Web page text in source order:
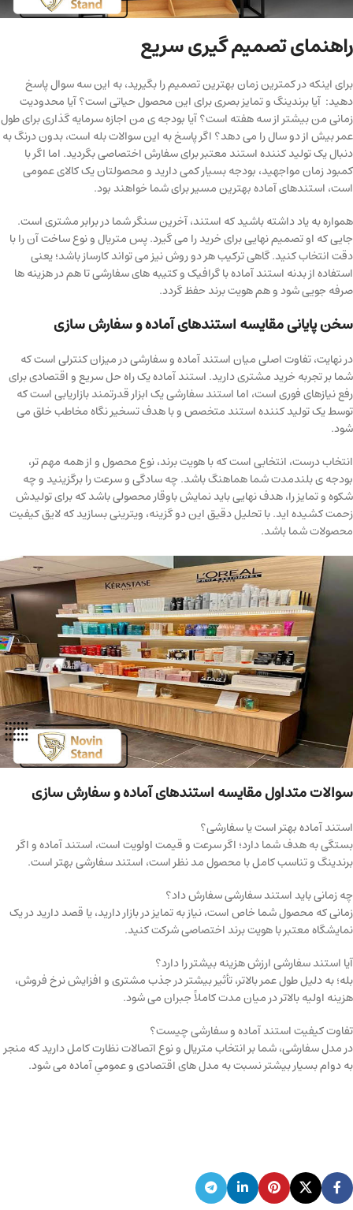
راهنمای تصمیم گیری سریع
برای اینکه در کمترین زمان بهترین تصمیم را بگیرید، به این سه سوال پاسخ
دهید: آیا برندینگ و تمایز بصری برای این محصول حیاتی است؟ آیا محدودیت
زمانی من بیشتر از سه هفته است؟ آیا بودجه ی من اجازه سرمایه گذاری برای طول
عمر بیش از دو سال را می دهد؟ اگر پاسخ به این سوالات بله است، بدون درنگ به
دنبال یک تولید کننده استند معتبر برای سفارش اختصاصی بگردید. اما اگر با
کمبود زمان مواجهید، بودجه بسیار کمی دارید و محصولتان یک کالای عمومی
است، استندهای آماده بهترین مسیر برای شما خواهند بود.
همواره به یاد داشته باشید که استند، آخرین سنگر شما در برابر مشتری است.
جایی که او تصمیم نهایی برای خرید را می گیرد. پس متریال و نوع ساخت آن را با
دقت انتخاب کنید. گاهی ترکیب هر دو روش نیز می تواند کارساز باشد؛ یعنی
استفاده از بدنه استند آماده با گرافیک و کتیبه های سفارشی تا هم در هزینه ها
صرفه جویی شود و هم هویت برند حفظ گردد.
سخن پایانی مقایسه استندهای آماده و سفارش سازی
در نهایت، تفاوت اصلی میان استند آماده و سفارشی در میزان کنترلی است که
شما بر تجربه خرید مشتری دارید. استند آماده یک راه حل سریع و اقتصادی برای
رفع نیازهای فوری است، اما استند سفارشی یک ابزار قدرتمند بازاریابی است که
توسط یک تولید کننده استند متخصص و با هدف تسخیر نگاه مخاطب خلق می
شود.
انتخاب درست، انتخابی است که با هویت برند، نوع محصول و از همه مهم تر،
بودجه ی بلندمدت شما هماهنگ باشد. چه سادگی و سرعت را برگزینید و چه
شکوه و تمایز را، هدف نهایی باید نمایش باوقار محصولی باشد که برای تولیدش
زحمت کشیده اید. با تحلیل دقیق این دو گزینه، ویترینی بسازید که لایق کیفیت
محصولات شما باشد.
سوالات متداول مقایسه استندهای آماده و سفارش سازی
استند آماده بهتر است یا سفارشی؟
بستگی به هدف شما دارد؛ اگر سرعت و قیمت اولویت است، استند آماده و اگر
برندینگ و تناسب کامل با محصول مد نظر است، استند سفارشی بهتر است.
چه زمانی باید استند سفارشی سفارش داد؟
زمانی که محصول شما خاص است، نیاز به تمایز در بازار دارید، یا قصد دارید در یک
نمایشگاه معتبر با هویت برند اختصاصی شرکت کنید.
آیا استند سفارشی ارزش هزینه بیشتر را دارد؟
بله؛ به دلیل طول عمر بالاتر، تأثیر بیشتر در جذب مشتری و افزایش نرخ فروش،
هزینه اولیه بالاتر در میان مدت کاملاً جبران می شود.
تفاوت کیفیت استند آماده و سفارشی چیست؟
در مدل سفارشی، شما بر انتخاب متریال و نوع اتصالات نظارت کامل دارید که منجر
به دوام بسیار بیشتر نسبت به مدل های اقتصادی و عمومیِ آماده می شود.